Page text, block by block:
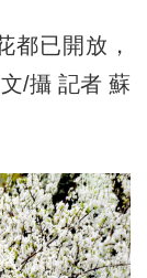
都已開放，
/攝 記者 蘇